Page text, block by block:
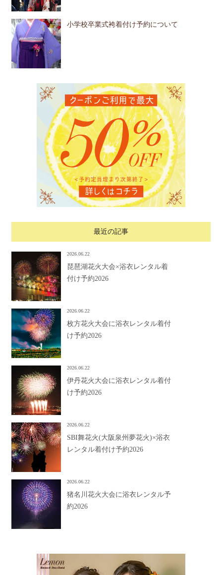
小学校卒業式袴着付け予約について
最近の記事
2026.06.22
琵琶湖花火大会×浴衣レンタル着
付け予約2026
2026.06.22
枚方花火大会に浴衣レンタル着付
け予約2026
2026.06.22
伊丹花火大会に浴衣レンタル着付
け予約2026
2026.06.22
SBI舞花火(大阪泉州夢花火)×浴衣
レンタル着付け予約2026
2026.06.22
猪名川花火大会に浴衣レンタル予
約2026